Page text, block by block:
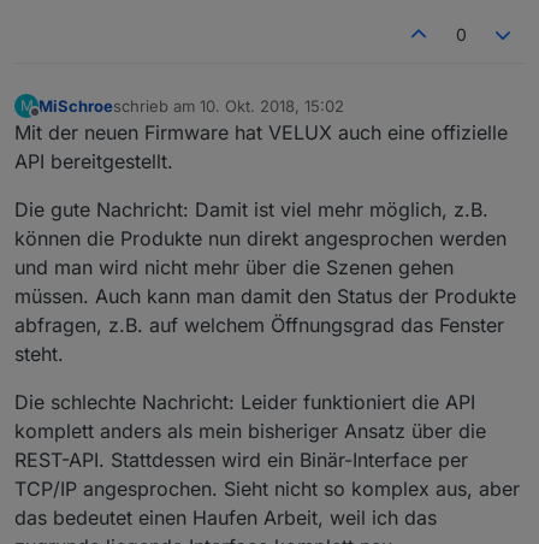
0
M
Offline
MiSchroeschrieb am 10. Okt. 2018, 15:02
zuletzt editiert von
Mit der neuen Firmware hat VELUX auch eine offizielle
API bereitgestellt.
Die gute Nachricht: Damit ist viel mehr möglich, z.B.
können die Produkte nun direkt angesprochen werden
und man wird nicht mehr über die Szenen gehen
müssen. Auch kann man damit den Status der Produkte
abfragen, z.B. auf welchem Öffnungsgrad das Fenster
steht.
Die schlechte Nachricht: Leider funktioniert die API
komplett anders als mein bisheriger Ansatz über die
REST-API. Stattdessen wird ein Binär-Interface per
TCP/IP angesprochen. Sieht nicht so komplex aus, aber
das bedeutet einen Haufen Arbeit, weil ich das